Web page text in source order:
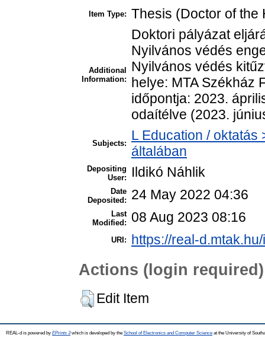
Item Type: Thesis (Doctor of the
Additional
Information:
Doktori pályázat
Nyilvános védés
Nyilvános védés
helye: MTA Székház
időpontja: 2023.
odaítélve (2023.
Subjects:
L Education / oktatás
általában
Depositing
User:
Ildikó Náhlik
Date
Deposited:
24 May 2022 04:36
Last
Modified:
08 Aug 2023 08:16
URI: https://real-
Actions (login required)
Edit Item
REAL-d is powered by EPrints 3which is developed by the School of Electronics and Computer Science at the University of